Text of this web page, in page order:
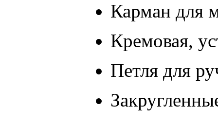
Карман для
Кремовая,
Петля для